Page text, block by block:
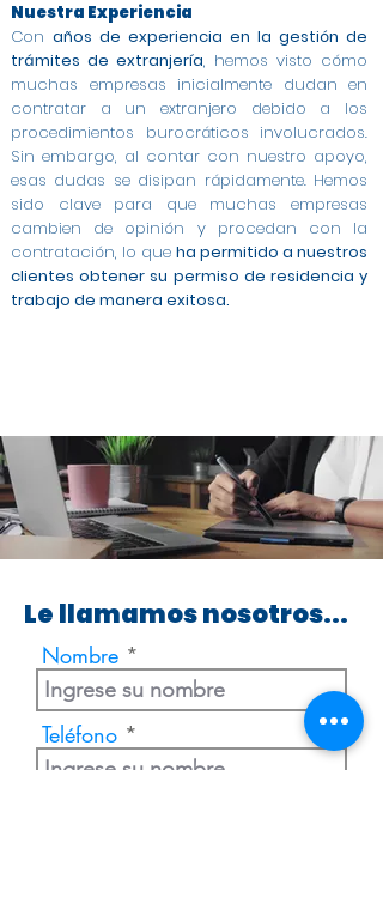
Nuestra Experiencia
Con años de experiencia en la gestión de
trámites de extranjería, hemos visto cómo
muchas empresas inicialmente dudan en
contratar a un extranjero debido a los
procedimientos burocráticos involucrados.
Sin embargo, al contar con nuestro apoyo,
esas dudas se disipan rápidamente. Hemos
sido clave para que muchas empresas
cambien de opinión y procedan con la
contratación, lo que ha permitido a nuestros
clientes obtener su permiso de residencia y
trabajo de manera exitosa.
Le llamamos nosotros...
Nombre
Teléfono